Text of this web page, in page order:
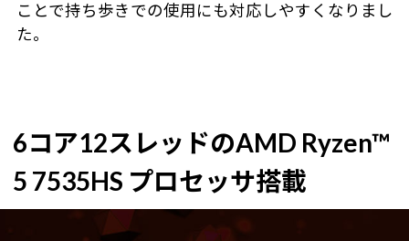
ことで持ち歩きでの使用にも対応しやすくなりまし
た。
6コア12スレッドのAMD Ryzen™
5 7535HS プロセッサ搭載